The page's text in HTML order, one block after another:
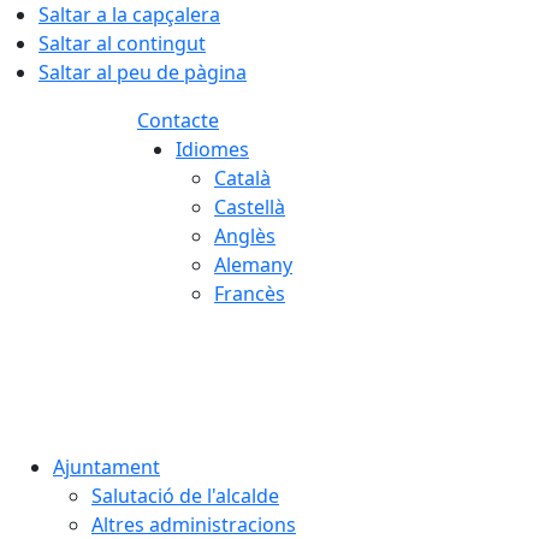
Saltar a la capçalera
Saltar al contingut
Saltar al peu de pàgina
Contacte
Idiomes
Català
Castellà
Anglès
Alemany
Francès
Ajuntament
Salutació de l'alcalde
Altres administracions